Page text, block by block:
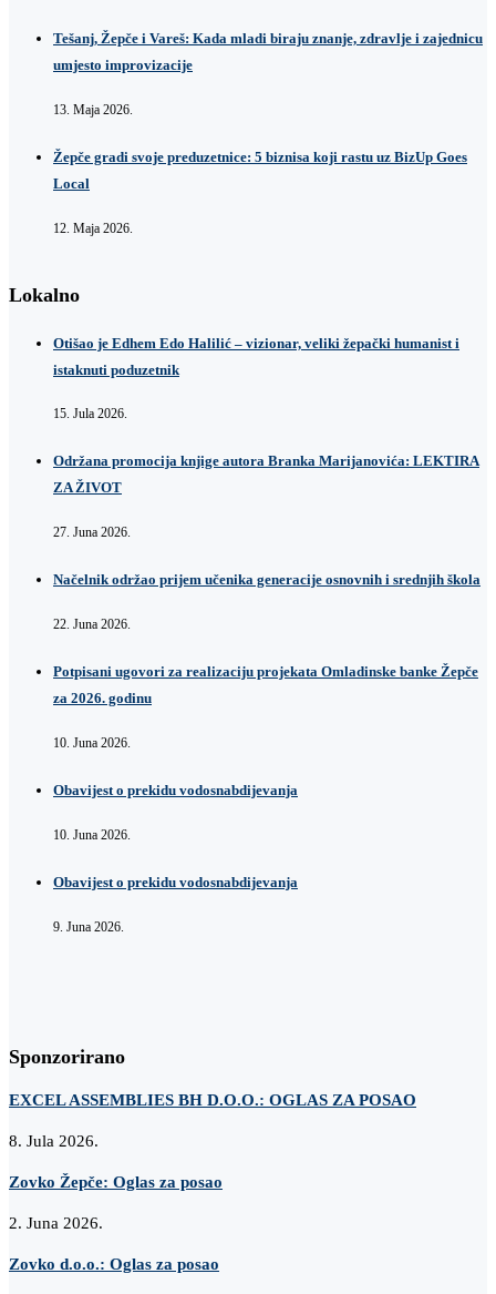
Tešanj, Žepče i Vareš: Kada mladi biraju znanje, zdravlje i zajednicu
umjesto improvizacije
13. Maja 2026.
Žepče gradi svoje preduzetnice: 5 biznisa koji rastu uz BizUp Goes
Local
12. Maja 2026.
Lokalno
Otišao je Edhem Edo Halilić – vizionar, veliki žepački humanist i
istaknuti poduzetnik
15. Jula 2026.
Održana promocija knjige autora Branka Marijanovića: LEKTIRA
ZA ŽIVOT
27. Juna 2026.
Načelnik održao prijem učenika generacije osnovnih i srednjih škola
22. Juna 2026.
Potpisani ugovori za realizaciju projekata Omladinske banke Žepče
za 2026. godinu
10. Juna 2026.
Obavijest o prekidu vodosnabdijevanja
10. Juna 2026.
Obavijest o prekidu vodosnabdijevanja
9. Juna 2026.
Sponzorirano
EXCEL ASSEMBLIES BH D.O.O.: OGLAS ZA POSAO
8. Jula 2026.
Zovko Žepče: Oglas za posao
2. Juna 2026.
Zovko d.o.o.: Oglas za posao